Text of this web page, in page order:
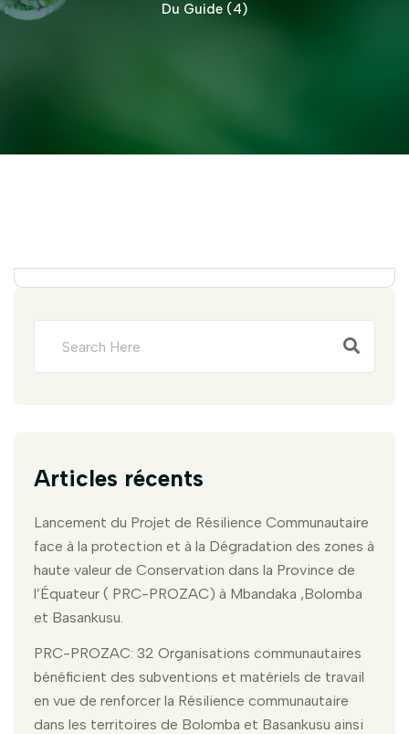
Du Guide (4)
Articles récents
Lancement du Projet de Résilience Communautaire
face à la protection et à la Dégradation des zones à
haute valeur de Conservation dans la Province de
l’Équateur ( PRC-PROZAC) à Mbandaka ,Bolomba
et Basankusu.
PRC-PROZAC: 32 Organisations communautaires
bénéficient des subventions et matériels de travail
en vue de renforcer la Résilience communautaire
dans les territoires de Bolomba et Basankusu ainsi